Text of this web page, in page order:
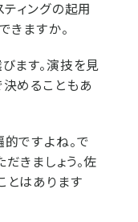
ティングの起用
きますか。
ます。演技を見
めることもあ
ですよね。で
きましょう。佐
とはあります